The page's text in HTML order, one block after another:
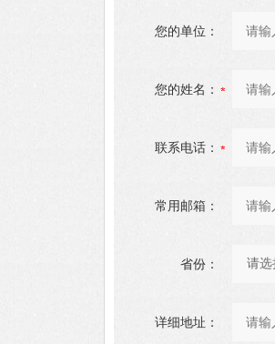
您的单位：
您的姓名：
联系电话：
常用邮箱：
省份：
详细地址：